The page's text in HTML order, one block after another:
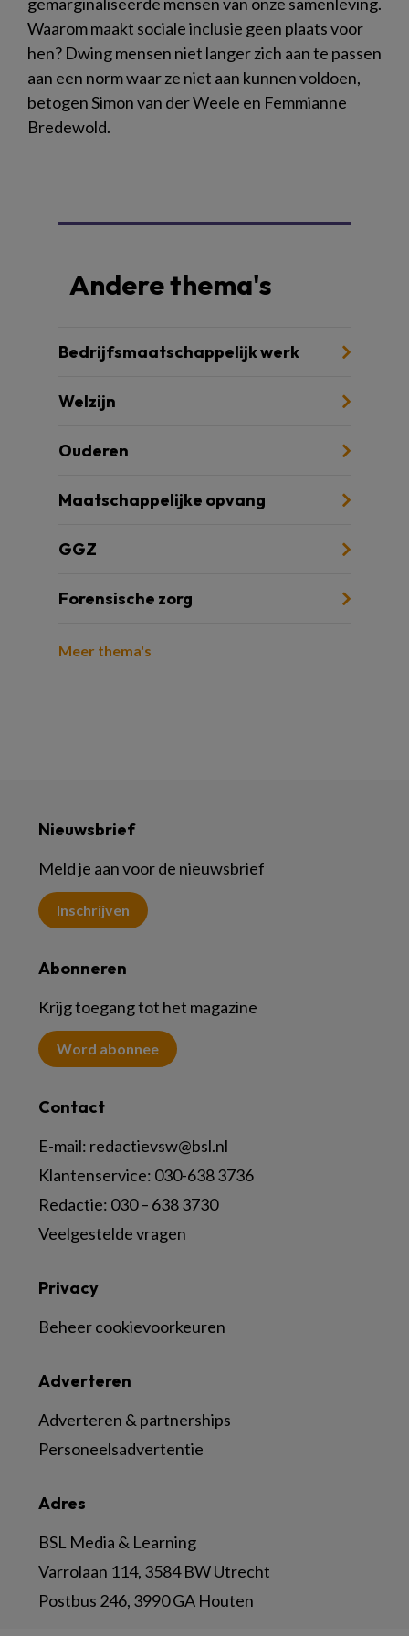
Waarom maakt sociale inclusie geen plaats voor
hen? Dwing mensen niet langer zich aan te passen
aan een norm waar ze niet aan kunnen voldoen,
betogen Simon van der Weele en Femmianne
Bredewold.
Andere thema's
Bedrijfsmaatschappelijk werk
Welzijn
Ouderen
Maatschappelijke opvang
GGZ
Forensische zorg
Meer thema's
Nieuwsbrief
Meld je aan voor de nieuwsbrief
Inschrijven
Abonneren
Krijg toegang tot het magazine
Word abonnee
Contact
E-mail: redactievsw@bsl.nl
Klantenservice: 030-638 3736
Redactie: 030 – 638 3730
Veelgestelde vragen
Adres
BSL Media & Learning
Varrolaan 114, 3584 BW Utrecht
Postbus 246, 3990 GA Houten
Adverteren
Adverteren & partnerships
Personeelsadvertentie
Privacy
Beheer cookievoorkeuren